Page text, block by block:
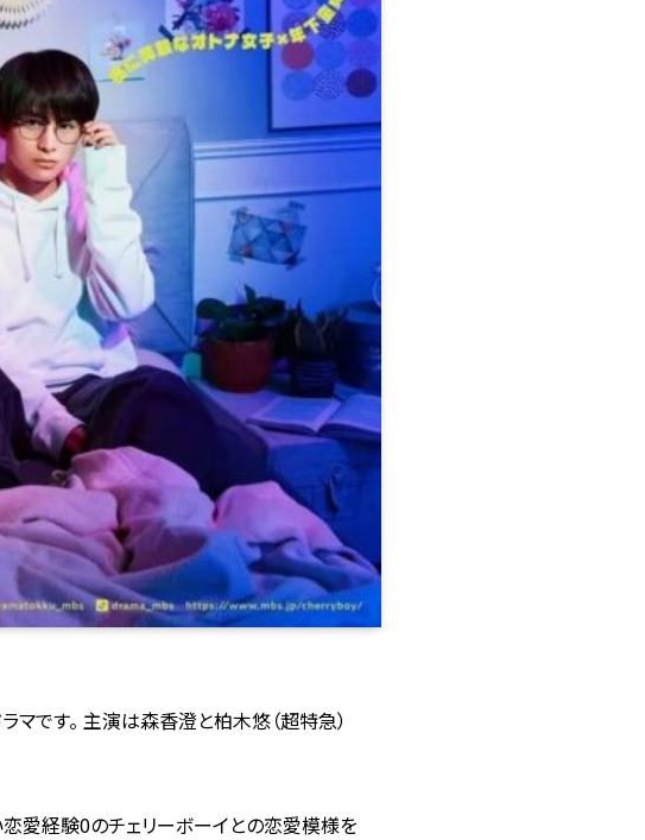
マです。 主演は森香澄と柏木悠（超特急）
愛経験0のチェリーボーイとの恋愛模様を